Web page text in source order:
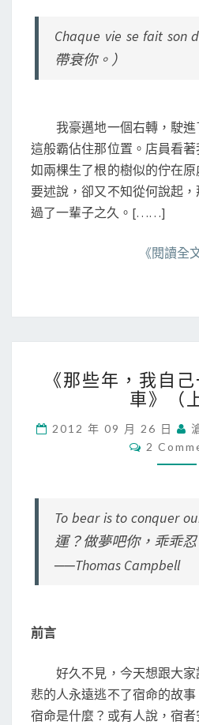
個
車
》
（
中
）
T
S
Chaque vie se fait son
帶衰你。）
我豪邁地一個右轉，駛進
這般霸佔住那位置。店員看
如兩棵生了根的樹似的佇在
要述說，卻又不知從何說起
過了一輩子之久。[……]
《閱讀全
那
些
，
我
自
個
人
過
）
《那些年，我自
車》（
2012 年 09 月 26 日
C
O
T
S
2
To bear is to conquer
運？做夢吧你，乖乖忍
──Thomas Campbell
前言
好久不見，今天想跟大家
悲的人永遠逃不了宿命的故事
宿命是什麼？或有人說，宿